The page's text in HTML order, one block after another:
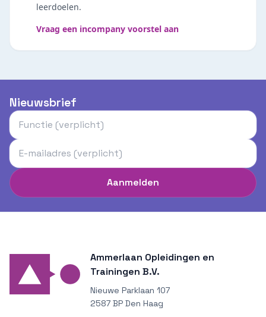
leerdoelen.
Vraag een incompany voorstel aan
Nieuwsbrief
Aanmelden
Ammerlaan Opleidingen en
Trainingen B.V.
Nieuwe Parklaan 107
2587 BP Den Haag